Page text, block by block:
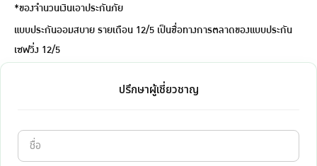
*ของจำนวนเงินเอาประกันภัย
แบบประกันออมสบาย รายเดือน 12/5 เป็นชื่อทางการตลาดของแบบประกัน
เซฟวิ่ง 12/5
ปรึกษาผู้เชี่ยวชาญ